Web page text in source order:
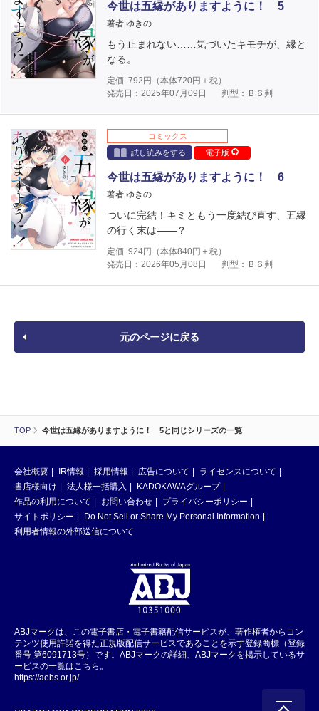
TOP 今世は五縁がありますように！ 5と同じシリーズの一覧
今世は五縁がありますように！ 5
著者 ゆきの
もう止まれない……気づいたキモチが、縁と
なる。
定価 792 円（本体720円＋税）
発売日：2025年07月09日
判型：Ｂ６判
コミックス
試し読みをする
電子版
今世は五縁がありますように！ 6
著者 ゆきの
ついに完結！キミともう一度結び直す、五縁
の行く末は――？
定価 924円（本体840円＋税）
発売日：2026年05月08日
判型：Ｂ６判
元のページに戻る
会社概要 IR情報 採用情報 広告について
ライセンスについて
書店様向け
法人様一括購入
KADOKAWAグループ
作品の利用について
お問い合わせ
プライバシーポリシー
サイトポリシー
Do Not Sell or Share My Personal Information
利用者情報の外部送信について
ABJマークは、この電子書店・電子書籍配信サービスが、著作権者からコン
テンツ使用許諾を得た正規版配信サービスであることを示す登録商標（登録
番号 第6091713号）です。ABJマークの詳細、ABJマークを掲示しているサ
ービスの一覧はこちら。
https://aebs.or.jp/